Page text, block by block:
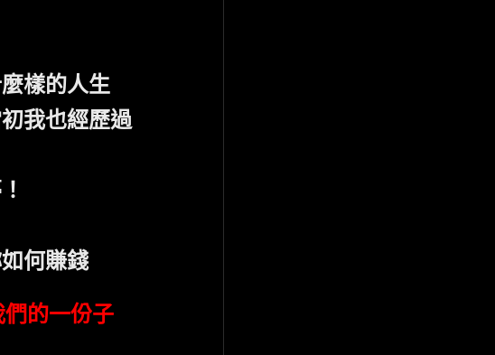
樣的人生
我也經歷過
何賺錢
的一份子